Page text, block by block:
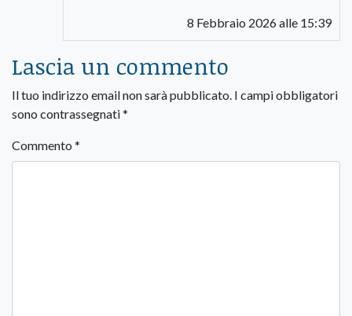
8 Febbraio 2026 alle 15:39
Lascia un commento
Il tuo indirizzo email non sarà pubblicato. I campi obbligatori
sono contrassegnati*
Commento *